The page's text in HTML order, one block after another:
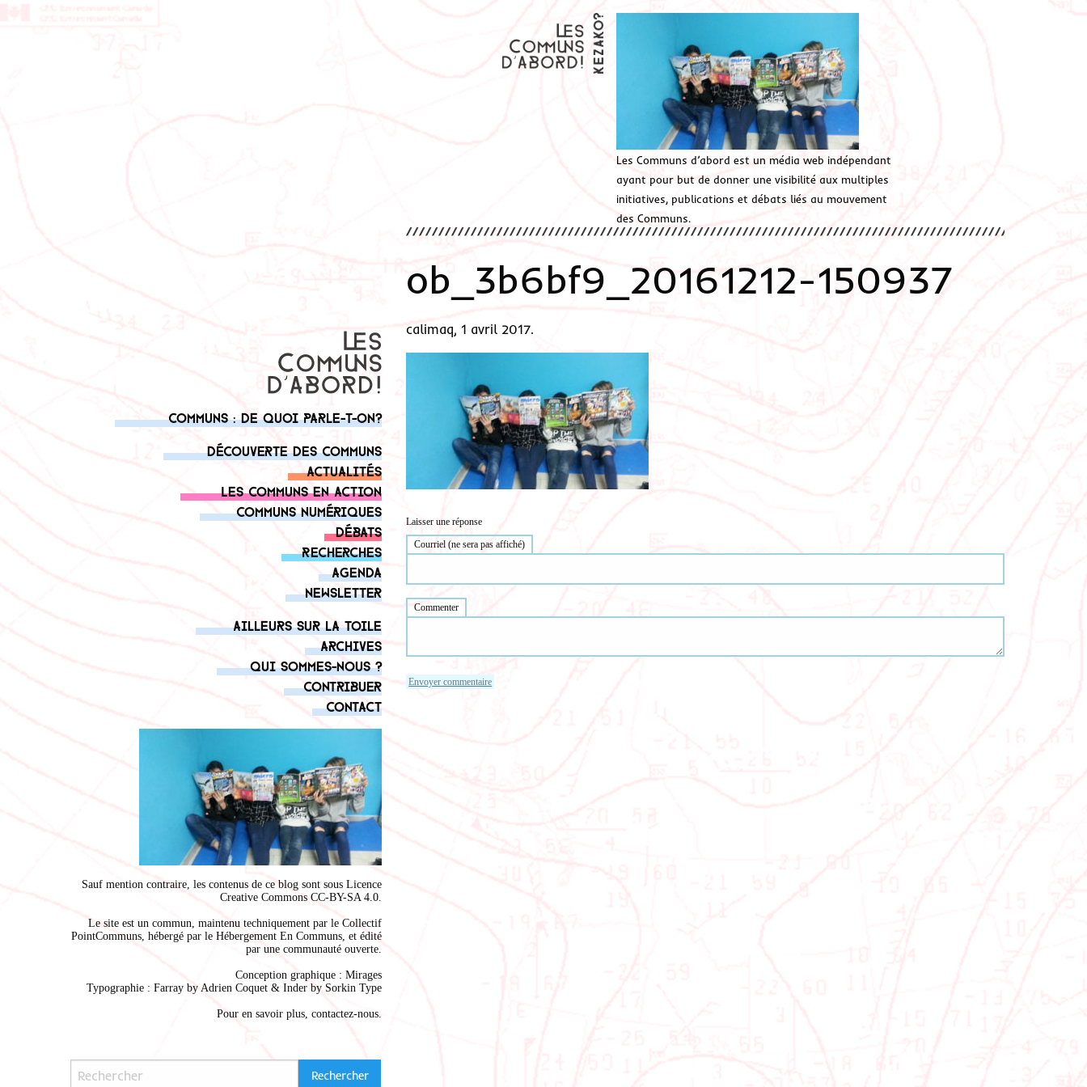
Les Communs d’abord est un média web indépendant
ayant pour but de donner une visibilité aux multiples
initiatives, publications et débats liés au mouvement
des Communs.
Communs : de quoi parle-t-on?
Découverte des communs
Actualités
Les communs en action
Communs numériques
Débats
Recherches
Agenda
Newsletter
Ailleurs sur la toile
Archives
Qui sommes-nous ?
Contribuer
Contact
Sauf mention contraire, les contenus de ce blog sont sous Licence
Creative Commons CC-BY-SA 4.0.
Le site est un commun, maintenu techniquement par le Collectif
PointCommuns, hébergé par le Hébergement En Communs, et édité
par une communauté ouverte.
Conception graphique : Mirages
Typographie : Farray by Adrien Coquet & Inder by Sorkin Type
Pour en savoir plus, contactez-nous.
ob_3b6bf9_20161212-150937
calimaq, 1 avril 2017.
Laisser une réponse
Courriel (ne sera pas affiché)
Commenter